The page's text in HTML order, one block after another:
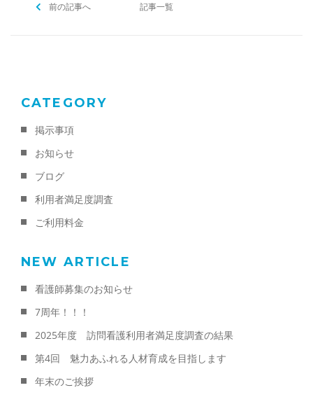
前の記事へ 記事一覧
CATEGORY
掲示事項
お知らせ
ブログ
利用者満足度調査
ご利用料金
NEW ARTICLE
看護師募集のお知らせ
7周年！！！
2025年度 訪問看護利用者満足度調査の結果
第4回 魅力あふれる人材育成を目指します
年末のご挨拶